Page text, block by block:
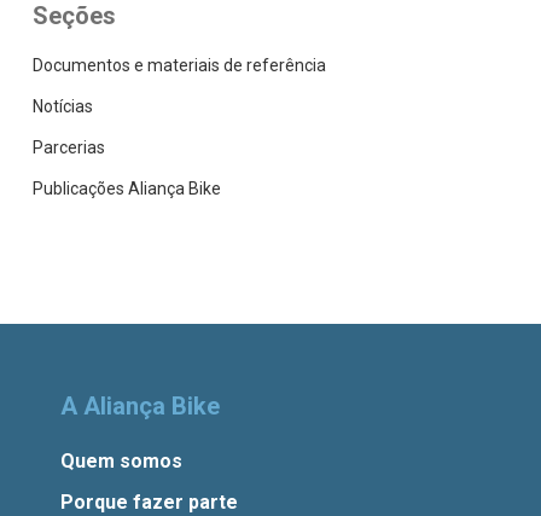
Seções
Documentos e materiais de referência
Notícias
Parcerias
Publicações Aliança Bike
A Aliança Bike
Quem somos
Porque fazer parte